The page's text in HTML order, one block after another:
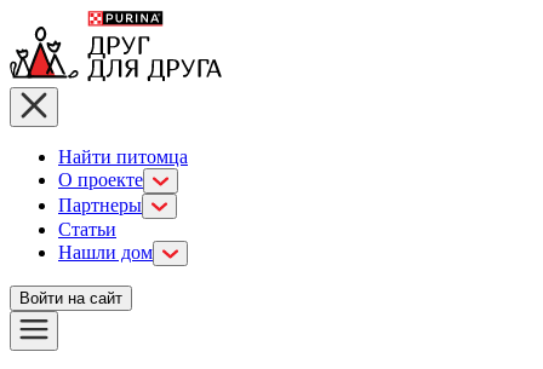
Найти питомца
О проекте
Партнеры
Статьи
Нашли дом
Войти на сайт